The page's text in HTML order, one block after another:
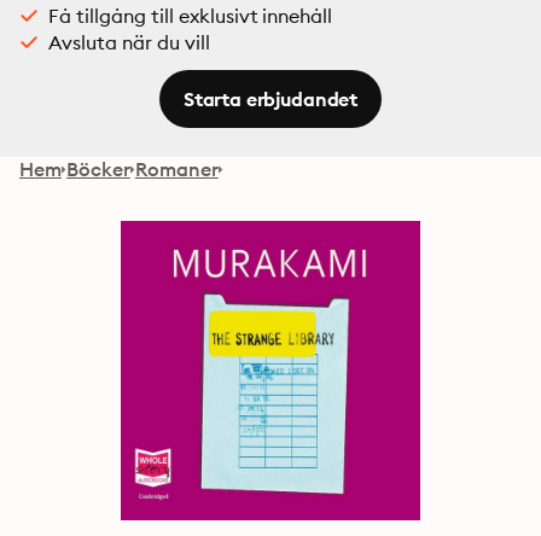
Få tillgång till exklusivt innehåll
Avsluta när du vill
Starta erbjudandet
Hem Böcker Romaner